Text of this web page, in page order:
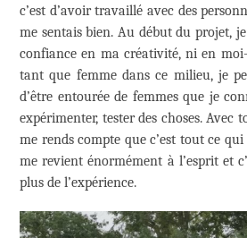
c’est d’avoir travaillé avec des
me sentais bien. Au début du projet,
confiance en ma créativité, ni en
tant que femme dans ce milieu, je
d’être entourée de femmes que je
expérimenter, tester des choses. Avec
me rends compte que c’est tout ce qui
me revient énormément à l’esprit et
plus de l’expérience.